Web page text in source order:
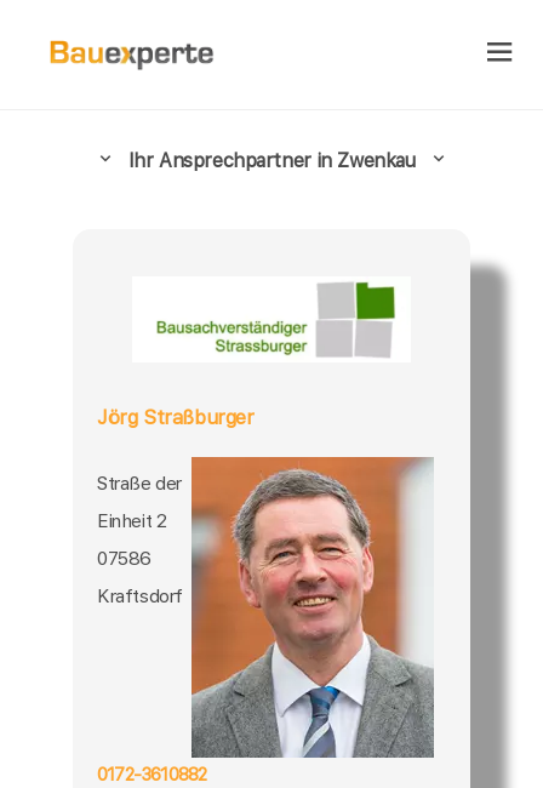
Ihr Ansprechpartner in Zwenkau
Jörg Straßburger
Straße der
Einheit 2
07586
Kraftsdorf
0172-3610882